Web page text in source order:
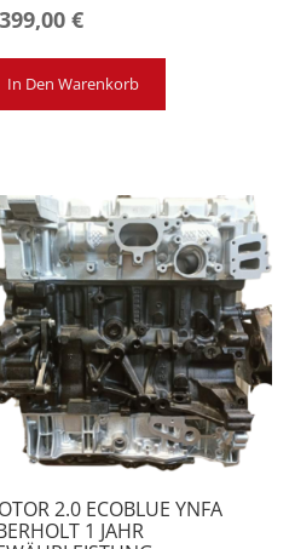
€
In Den Warenkorb
2.0 ECOBLUE YNFA
1 JAHR